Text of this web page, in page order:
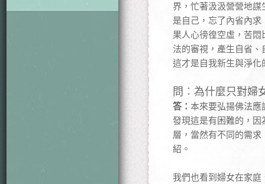
界，忙著汲汲營營地
是自己，忘了內省內
果人心徬徨空虛，苦
法的審視，產生自省
這才是自我新生與淨化
問︰為什麼只對婦
答： 本來要弘揚佛法應
發現這是有困難的，
層，當然有不同的需
紹。
我們也看到婦女在家